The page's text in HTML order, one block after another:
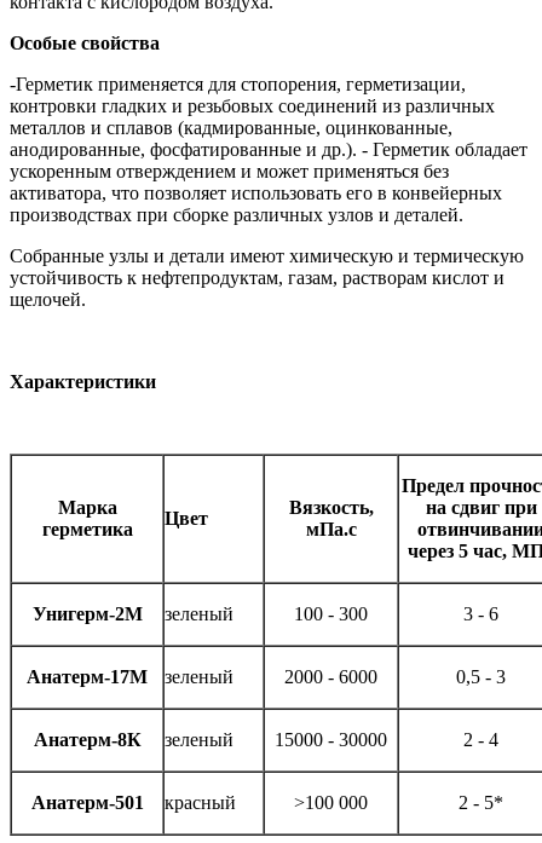
Особые свойства
-Герметик применяется для стопорения, герметизации,
контровки гладких и резьбовых соединений из различных
металлов и сплавов (кадмированные, оцинкованные,
анодированные, фосфатированные и др.). - Герметик обладает
ускоренным отверждением и может применяться без
активатора, что позволяет использовать его в конвейерных
производствах при сборке различных узлов и деталей.
Собранные узлы и детали имеют химическую и термическую
устойчивость к нефтепродуктам, газам, растворам кислот и
щелочей.
Характеристики
Марка
герметика
Цвет
Вязкость,
мПа.с
Предел
на сдвиг при
через 5 час,
Унигерм-2М зеленый 100 - 300 3 - 6
Анатерм-17М зеленый 2000 - 6000 0,5 - 3
Анатерм-8К зеленый 15000 - 30000 2 - 4
Анатерм-501 красный >100 000 2 - 5*